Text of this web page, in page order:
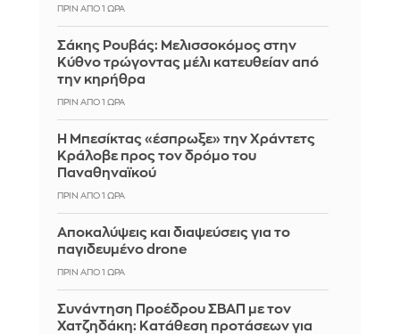
ΠΡΙΝ ΑΠΌ 1 ΏΡΑ
Σάκης Ρουβάς: Μελισσοκόμος στην
Κύθνο τρώγοντας μέλι κατευθείαν από
την κηρήθρα
ΠΡΙΝ ΑΠΌ 1 ΏΡΑ
Η Μπεσίκτας «έσπρωξε» την Χράντετς
Κράλοβε προς τον δρόμο του
Παναθηναϊκού
ΠΡΙΝ ΑΠΌ 1 ΏΡΑ
Αποκαλύψεις και διαψεύσεις για το
παγιδευμένο drone
ΠΡΙΝ ΑΠΌ 1 ΏΡΑ
Συνάντηση Προέδρου ΣΒΑΠ με τον
Χατζηδάκη: Κατάθεση προτάσεων για